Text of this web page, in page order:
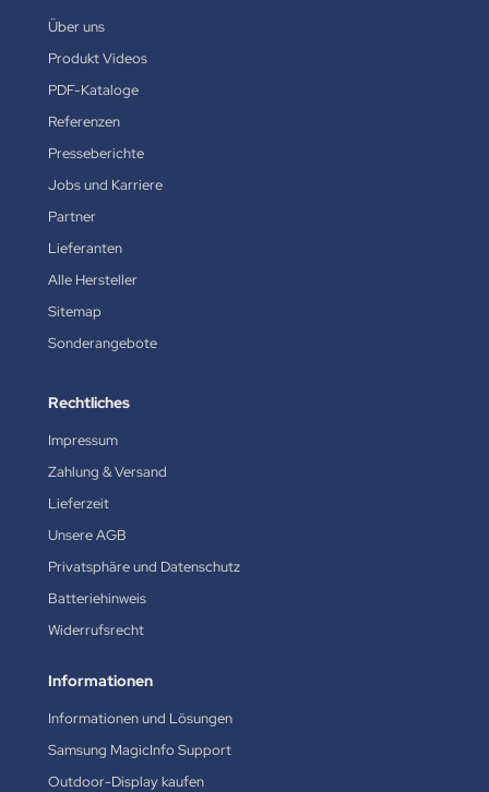
Über uns
Produkt Videos
PDF-Kataloge
Referenzen
Presseberichte
Jobs und Karriere
Partner
Lieferanten
Alle Hersteller
Sitemap
Sonderangebote
Rechtliches
Impressum
Zahlung & Versand
Lieferzeit
Unsere AGB
Privatsphäre und Datenschutz
Batteriehinweis
Widerrufsrecht
Informationen
Informationen und Lösungen
Samsung MagicInfo Support
Outdoor-Display kaufen